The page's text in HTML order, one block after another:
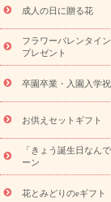
蘭・花鉢
ミディ
の青色胡蝶蘭
観
ドフラワー
お祝い
ミオーダー
プチ
eギフト
花キュ
レンジ
レッド
算から探す
お
お祝い・5000円
お供え・お悔や
悔やみ・5000円～
やみ・10000円～
成人の日に贈る花
フラワーバレンタイ
プレゼント
卒園卒業・入園入学
お供えセットギフト
「きょう誕生日なん
ーン
花とみどりのeギフト